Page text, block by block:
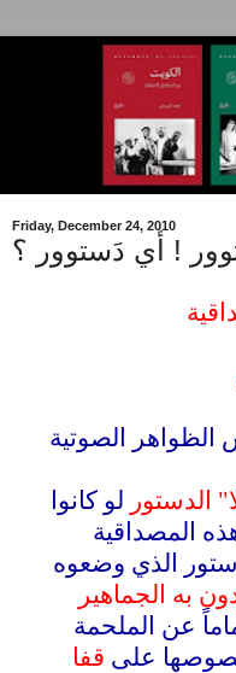
Friday, December 24, 2010
! أي دَستوور ؟
الظواهر الصوتية
الدستور لو كانوا
المصداقية
الذي وضعوه
به الجماهير
عن الملحمة
نصوصها على قفا